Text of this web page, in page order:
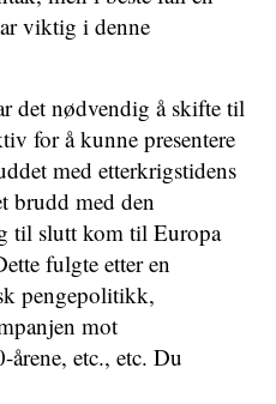
viktig i denne
det nødvendig å skifte til
for å kunne presentere
med etterkrigstidens
brudd med den
til slutt kom til Europa
fulgte etter en
pengepolitikk,
mot
etc., etc. Du